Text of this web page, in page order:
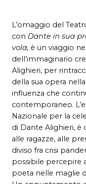
L’omaggio del
con Dante in sua
vola, è un viaggio
dell’immaginario
Alighieri, per
della sua opera
influenza che
contemporaneo.
Nazionale per la
di Dante Alighieri, è
alle ragazze, alle
diviso fra crisi
possibile percepire
poeta nelle maglie